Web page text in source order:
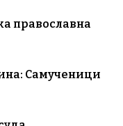
православна
Самученици